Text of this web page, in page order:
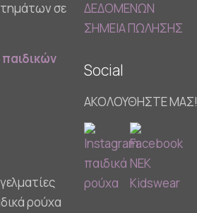
σε
παιδικών
ρούχα
ΔΕΔΟΜΕΝΩΝ
ΣΗΜΕΙΑ ΠΩΛΗΣΗΣ
Social
ΑΚΟΛΟΥΘΗΣΤΕ ΜΑΣ!